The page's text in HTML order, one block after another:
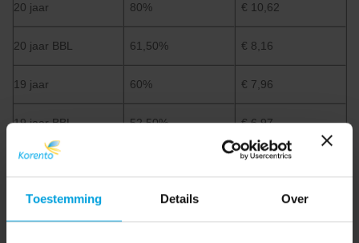
Toestemming Details Over
20 jaar 80% € 10,62
20 jaar BBL 61,50% € 8,16
19 jaar 60% € 7,96
19 jaar BBL 52,50% € 6,97
18 jaar € 6,64
18 jaar BBL 45,50%